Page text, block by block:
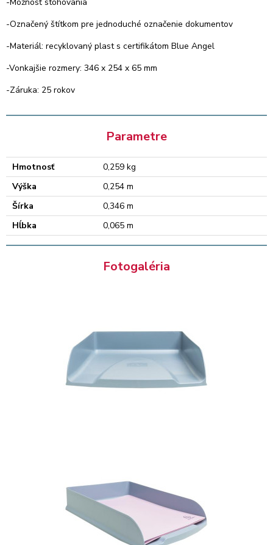
-Označený štítkom pre jednoduché označenie dokumentov
-Materiál: recyklovaný plast s certifikátom Blue Angel
-Vonkajšie rozmery: 346 x 254 x 65 mm
-Záruka: 25 rokov
Parametre
Hmotnosť
0,259 kg
Výška
0,254 m
Šírka
0,346 m
Hĺbka
0,065 m
Fotogaléria